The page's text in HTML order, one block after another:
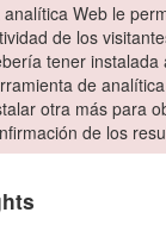
analítica Web le
de los
tener instalada
de
otra más para
de los